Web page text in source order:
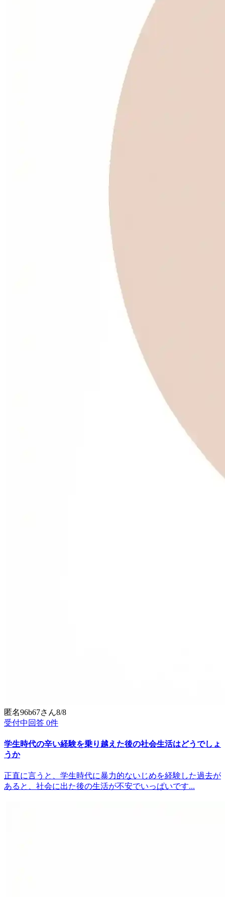
匿名96b67さん8/8
受付中 回答 0件
学生時代の辛い経験を乗り越えた後の社会生活はどうでしょ
うか
正直に言うと、学生時代に暴力的ないじめを経験した過去が
あると、社会に出た後の生活が不安でいっぱいです...